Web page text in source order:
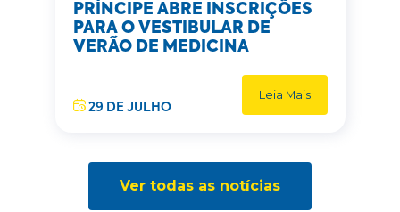
PRÍNCIPE ABRE INSCRIÇÕES
PARA O VESTIBULAR DE
VERÃO DE MEDICINA
29 DE JULHO
Leia Mais
Ver todas as notícias